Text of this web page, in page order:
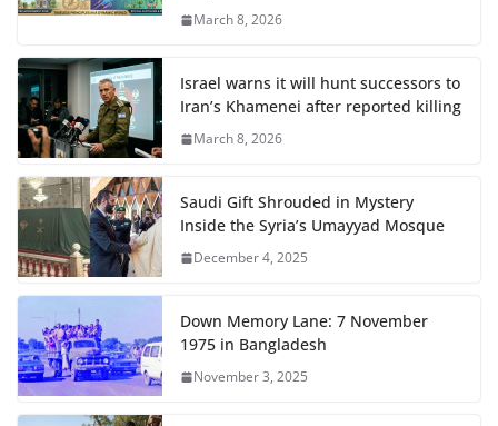
March 8, 2026
Israel warns it will hunt successors to
Iran’s Khamenei after reported killing
March 8, 2026
Saudi Gift Shrouded in Mystery
Inside the Syria’s Umayyad Mosque
December 4, 2025
Down Memory Lane: 7 November
1975 in Bangladesh
November 3, 2025